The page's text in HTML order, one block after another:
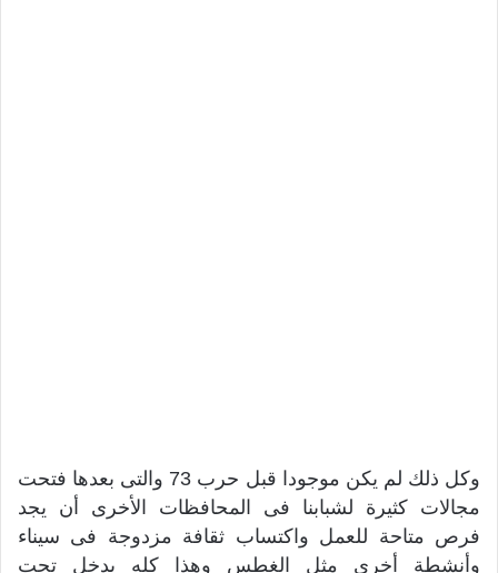
وكل ذلك لم يكن موجودا قبل حرب 73 والتى بعدها فتحت
مجالات كثيرة لشبابنا فى المحافظات الأخرى أن يجد
فرص متاحة للعمل واكتساب ثقافة مزدوجة فى سيناء
وأنشطة أخرى مثل الغطس وهذا كله يدخل تحت